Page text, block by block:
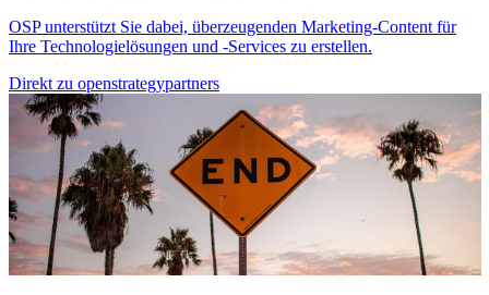
OSP unterstützt Sie dabei, überzeugenden Marketing-Content für
Ihre Technologielösungen und -Services zu erstellen.
Direkt zu openstrategypartners